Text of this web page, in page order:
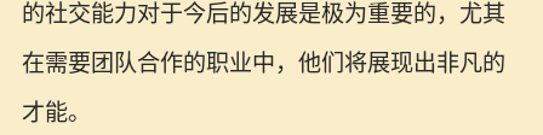
的社交能力对于今后的发展是极为重要的，尤其
在需要团队合作的职业中，他们将展现出非凡的
才能。